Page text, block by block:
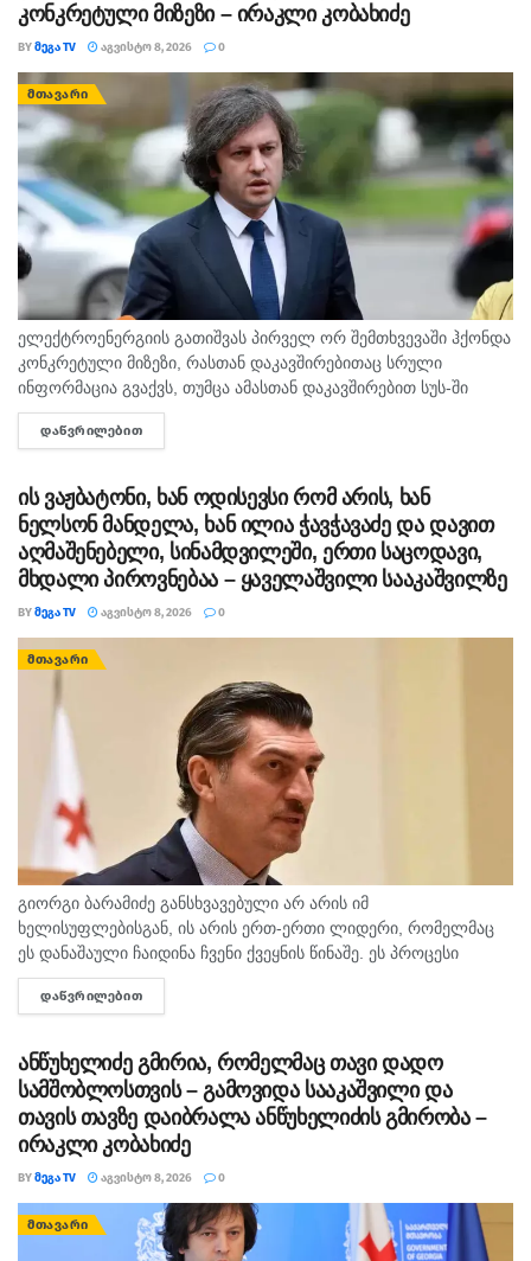
კონკრეტული მიზეზი – ირაკლი კობახიძე
BYᲛᲔᲒᲐ TV ᲐᲒᲕᲘᲡᲢᲝ 8, 2026 0
ᲛᲗᲐᲕᲐᲠᲘ
ელექტროენერგიის გათიშვას პირველ ორ შემთხვევაში ჰქონდა
კონკრეტული მიზეზი, რასთან დაკავშირებითაც სრული
ინფორმაცია გვაქვს, თუმცა ამასთან დაკავშირებით სუს-ში
წარიმართება გამოძიება და ინფორმაციას მოგვიანებით
დეტალურად წარვუდგენთ საზოგადოებას, იმიტომ, რომ
ᲓᲐᲬᲕᲠᲘᲚᲔᲑᲘᲗ
ის ვაჟბატონი, ხან ოდისევსი რომ არის, ხან
ნელსონ მანდელა, ხან ილია ჭავჭავაძე და დავით
აღმაშენებელი, სინამდვილეში, ერთი საცოდავი,
მხდალი პიროვნებაა – ყაველაშვილი სააკაშვილზე
BYᲛᲔᲒᲐ TV ᲐᲒᲕᲘᲡᲢᲝ 8, 2026 0
ᲛᲗᲐᲕᲐᲠᲘ
გიორგი ბარამიძე განსხვავებული არ არის იმ
ხელისუფლებისგან, ის არის ერთ-ერთი ლიდერი, რომელმაც
ეს დანაშაული ჩაიდინა ჩვენი ქვეყნის წინაშე. ეს პროცესი
ძალიან მარტივად არის ყველასთვის გასაშიფრი, თუ რას
ემსახურებოდა მათი ქმედებები. დღესაც...
ᲓᲐᲬᲕᲠᲘᲚᲔᲑᲘᲗ
ანწუხელიძე გმირია, რომელმაც თავი დადო
სამშობლოსთვის – გამოვიდა სააკაშვილი და
თავის თავზე დაიბრალა ანწუხელიძის გმირობა –
ირაკლი კობახიძე
BYᲛᲔᲒᲐ TV ᲐᲒᲕᲘᲡᲢᲝ 8, 2026 0
ᲛᲗᲐᲕᲐᲠᲘ